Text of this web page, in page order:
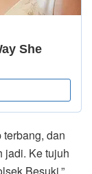
dan
jadi. Ke tujuh
Besuki,”